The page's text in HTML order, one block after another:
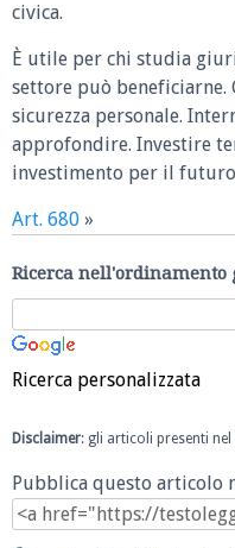
civica.
È utile per chi studia
settore può beneficiarne.
sicurezza personale.
approfondire. Investire
investimento per il
Art. 680 »
Ricerca nell'ordinamento
Ricerca personalizzata
Disclaimer: gli articoli presenti
Pubblica questo articolo